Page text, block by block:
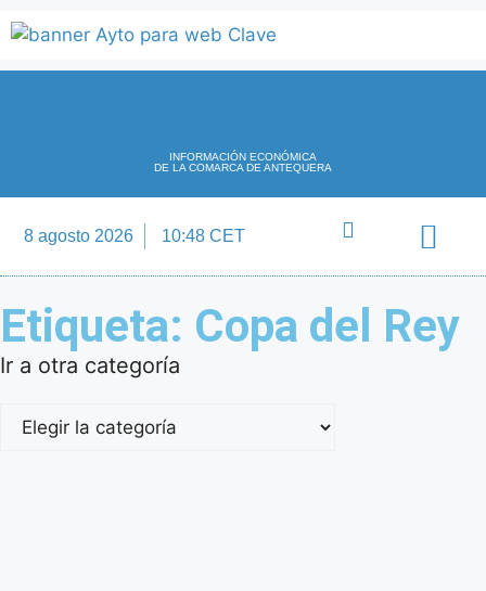
INFORMACIÓN ECONÓMICA
DE LA COMARCA DE ANTEQUERA
8 agosto 2026 10:48 CET
Etiqueta: Copa del Rey
Ir a otra categoría